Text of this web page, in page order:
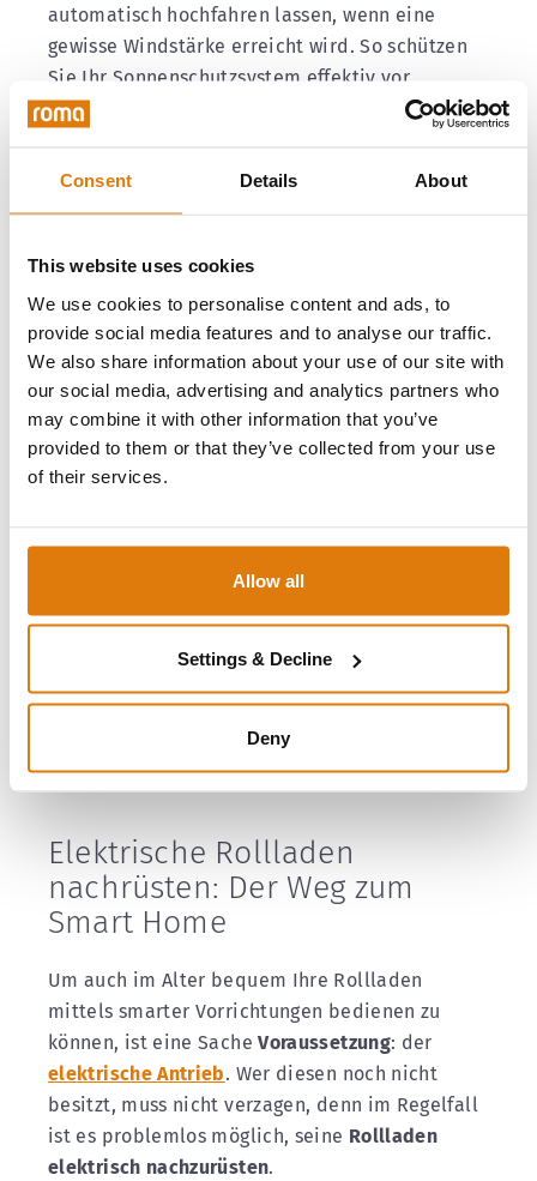
Consent Details About
This website uses cookies
We use cookies to personalise content and ads, to
provide social media features and to analyse our traffic.
We also share information about your use of our site with
our social media, advertising and analytics partners who
may combine it with other information that you’ve
provided to them or that they’ve collected from your use
of their services.
Allow all
Settings & Decline
Deny
automatisch hochfahren lassen, wenn eine
gewisse Windstärke erreicht wird. So schützen
Sie Ihr Sonnenschutzsystem effektiv vor
Schäden durch widrige Wetterbedingungen.
Vorteile von Smart Home für
Senioren… und alle anderen
Als Senior oder Seniorin mit Rollator müssen
Sie nicht mehr den Weg zum Rollladenund die
erschwerte Bedienungdessen auf sich nehmen.
Aber ein Smart Home bringt nochweitere
Vorteilemit sich, die sowohl für Personen mit
als auch ohne eine körperliche
Beeinträchtigung lohnenswert sind.
Umweltgut. Denn durch
dengezielten Einsatz von
Sonnenschutzvorrichtungenlässt sich
erfahren Sie mehr zu den
Möglichkeiten, die sich Ihnen hierbei bieten.
Elektrische Rollladen
nachrüsten: Der Weg zum
Smart Home
Um auch im Alter bequem Ihre Rollladen
mittels smarter Vorrichtungen bedienen zu
können, ist eine SacheVoraussetzung: der
elektrische Antrieb. Wer diesen noch nicht
besitzt, muss nicht verzagen, denn im Regelfall
ist es problemlos möglich, seine Rollladen
elektrisch nachzurüsten.